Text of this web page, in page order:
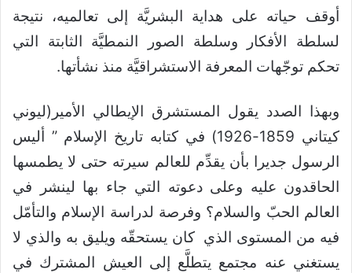
أوقف حياته على هداية البشريَّة إلى تعالميه، نتيجة
لسلطة الأفكار وسلطة الصور النمطيَّة الثابتة التي
تحكم توجّهات المعرفة الاستشراقيَّة منذ نشأتها.
وبهذا الصدد يقول المستشرق الإيطالي الأمير(ليوني
كيتاني 1859-1926) في كتابه تاريخ الإسلام ” أليس
الرسول جديرا بأن يقدِّم للعالم سيرته حتى لا يطمسها
الحاقدون عليه وعلى دعوته التي جاء بها لينشر في
العالم الحبّ والسلام؟ وفرصة لدراسة الإسلام والتأمّل
فيه من المستوى الذي كان يستحقّه ويليق به والذي لا
يستغني عنه مجتمع يتطلَّع إلى العيش المشترك في